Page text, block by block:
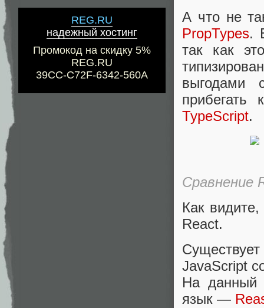
REG.RU
надежный хостинг
Промокод на скидку 5%
REG.RU
39CC-C72F-6342-560A
А что не
PropTypes.
так как
выгодами
TypeScript.
Сравнение
Как
React.
JavaScript
На данный
язык —